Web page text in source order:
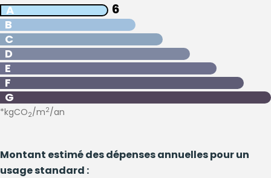
A
6
B
C
D
E
F
G
*kgCO2/m2/an
Montant estimé des dépenses annuelles pour un
usage standard :